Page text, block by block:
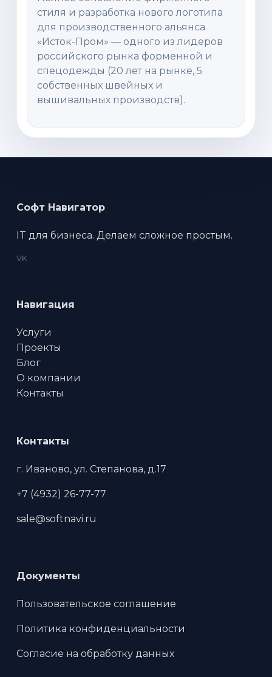
стиля и разработка нового логотипа
для производственного альянса
«Исток-Пром» — одного из лидеров
российского рынка форменной и
спецодежды (20 лет на рынке, 5
собственных швейных и
вышивальных производств).
Софт Навигатор
IT для бизнеса. Делаем сложное простым.
VK
Навигация
Услуги
Проекты
Блог
О компании
Контакты
Контакты
г. Иваново, ул. Степанова, д.17
+7 (4932) 26-77-77
sale@softnavi.ru
Документы
Пользовательское соглашение
Политика конфиденциальности
Согласие на обработку данных